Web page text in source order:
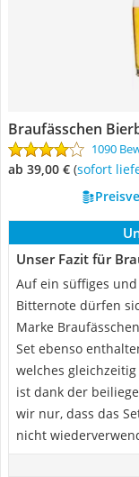
Braufässchen
1090
ab 39,00 € ( Sofort
Unser Fazit für
Auf ein süffiges
Bitternote dürfen
Marke
Set ebenso
welches
ist dank der
wir nur, dass das
nicht